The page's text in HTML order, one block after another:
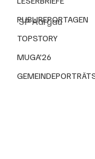
PUBLIREPORTAGEN
TOPSTORY
MUGA'26
SP Aargau